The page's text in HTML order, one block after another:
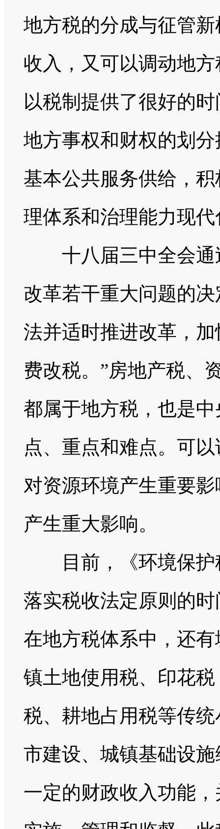
地方税的分成与征管
收入，又可以调动地
以税制提供了很好的
地方事权和财权的划
基本公共服务供给，
理体系和治理能力现代
十八届三中全会通
改革若干重大问题的
法并适时推进改革，
费改税。”房地产税、
都属于地方税，也是
点、重点和难点。可
对资源环境产生重要
产生重大影响。
目前，《环境保护
落实税收法定原则的
在地方税体系中，还有
镇土地使用税、印花
税、耕地占用税等传
市建设、城镇基础设
一定的财政收入功能